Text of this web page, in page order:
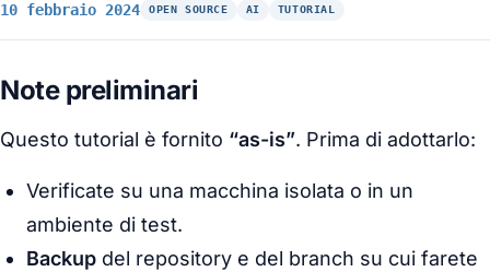
10 febbraio 2024 OPEN SOURCE AI TUTORIAL
Note preliminari
Questo tutorial è fornito “as-is”. Prima di adottarlo:
Verificate su una macchina isolata o in un
ambiente di test.
Backup del repository e del branch su cui farete